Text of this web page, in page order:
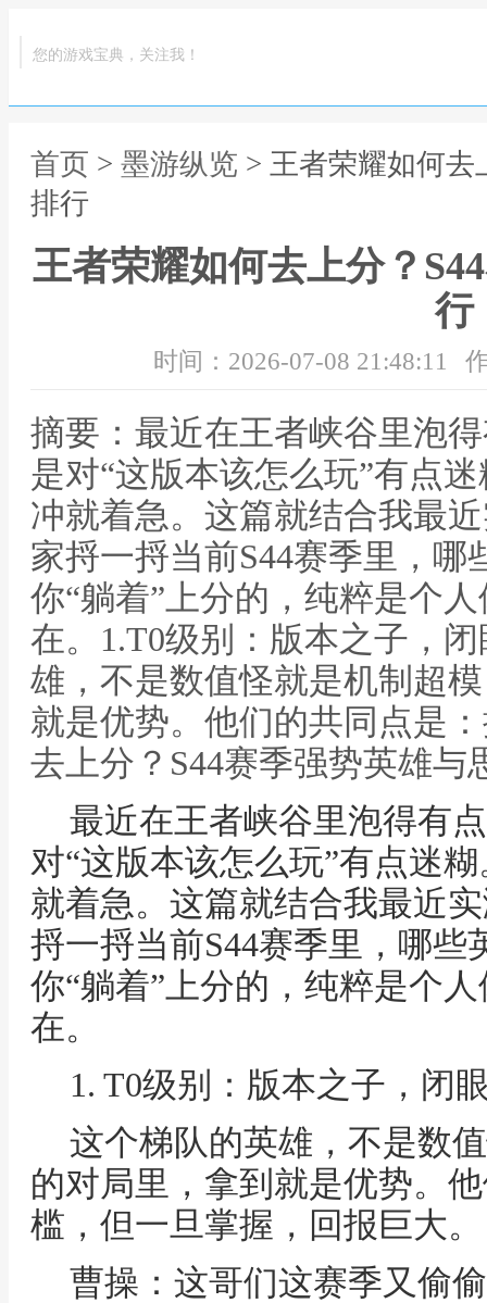
您的游戏宝典，关注我！
首页 > 墨游纵览 > 王者荣耀如何去
排行
王者荣耀如何去上分？
行
时间：2026-07-08 21:48:11
摘要：最近在王者峡谷里泡
是对“这版本该怎么玩”有点
冲就着急。这篇就结合我最
家捋一捋当前S44赛季里，
你“躺着”上分的，纯粹是个
在。1.T0级别：版本之子，
雄，不是数值怪就是机制超
就是优势。他们的共同点是
去上分？S44赛季强势英雄与
最近在王者峡谷里泡得有
对“这版本该怎么玩”有点迷
就着急。这篇就结合我最近
捋一捋当前S44赛季里，哪些
你“躺着”上分的，纯粹是个
在。
1. T0级别：版本之子，闭
这个梯队的英雄，不是数
的对局里，拿到就是优势。
槛，但一旦掌握，回报巨大。
曹操：这哥们这赛季又偷